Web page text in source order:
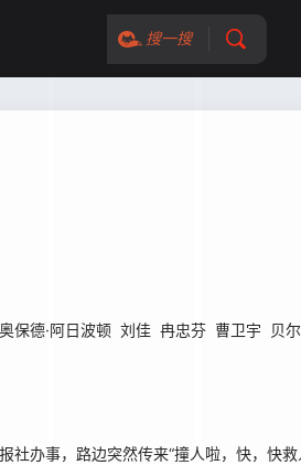
搜一搜
保德·阿日波顿 刘佳 冉忠芬 曹卫宇 贝
办事，路边突然传来“撞人啦，快，快